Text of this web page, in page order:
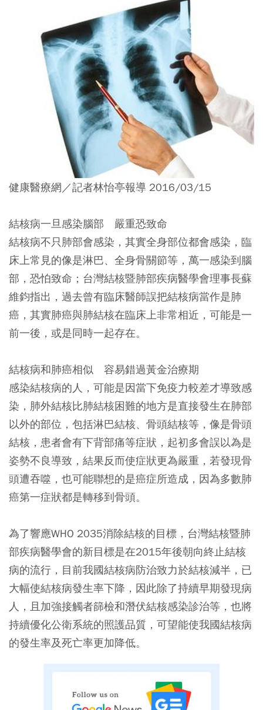
健康醫療網／記者林怡亭報導 2016/03/15
結核病一旦感染腦部 嚴重恐致命
結核病不只肺部會感染，其實全身部位都會感染，臨
床上常見的像是淋巴、全身骨關節等，萬一感染到腦
部，恐怕致命；台灣結核暨肺部疾病醫學會理事長蘇
維鈞指出，過去曾有臨床醫師誤把結核病當作是肺
癌，其實肺癌與肺結核在臨床上非常相近，可能是一
前一後，或是同時一起存在。
結核病和肺癌相似 容易錯過黃金治療期
感染結核病的人，可能是因當下免疫力較差才導致感
染，肺外結核比肺結核困難的地方是直接發生在肺部
以外的部位，包括淋巴結核、骨頭結核等，像是骨頭
結核，患者會有下背部痛等症狀，起初多會誤以為是
姿勢不良導致，結果反而使症狀更為嚴重，若發現骨
頭遭吞噬，也可能聯想的是癌症所造成，因為多數肺
癌第一症狀都是轉移到骨頭。
為了響應WHO 2035消除結核的目標，台灣結核暨肺
部疾病醫學會的新目標是在2015年後朝向終止結核
病的流行，目前我國結核病防治致力於結核減半，已
大幅使結核病發生率下降，因此除了持續早期發現病
人，且加強接觸者篩檢和潛伏結核感染診治等，也將
持續優化公衛系統的照護品質，可望能使我國結核病
的發生率及死亡率更加降低。